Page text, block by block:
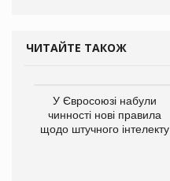
ЧИТАЙТЕ ТАКОЖ
У Євросоюзі набули
чинності нові правила
щодо штучного інтелекту